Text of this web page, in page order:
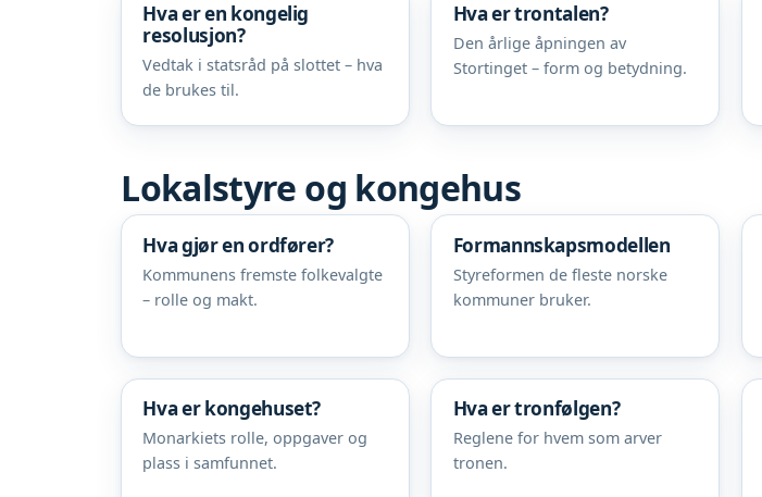
Hva er en kongelig
resolusjon?
Vedtak i statsråd på slottet – hva
de brukes til.
Hva er trontalen?
Den årlige åpningen av
Stortinget – form og betydning.
Lokalstyre og kongehus
Hva gjør en ordfører?
Kommunens fremste folkevalgte
– rolle og makt.
Formannskapsmodellen
Styreformen de fleste norske
kommuner bruker.
Hva er kongehuset?
Monarkiets rolle, oppgaver og
plass i samfunnet.
Hva er tronfølgen?
Reglene for hvem som arver
tronen.